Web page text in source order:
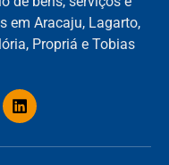
em Aracaju, Lagarto,
Propriá e Tobias